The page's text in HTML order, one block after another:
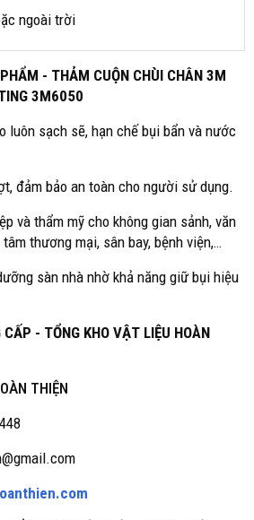
ngoài trời
- THẢM CUỘN CHÙI CHÂN 3M
3M6050
luôn sạch sẽ, hạn chế bụi bẩn và nước
đảm bảo an toàn cho người sử dụng.
và thẩm mỹ cho không gian sảnh, văn
thương mại, sân bay, bệnh viện,…
sàn nhà nhờ khả năng giữ bụi hiệu
- TỔNG KHO VẬT LIỆU HOÀN
THIỆN